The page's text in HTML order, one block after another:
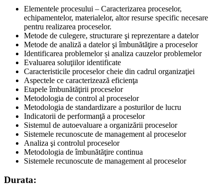
Elementele procesului – Caracterizarea proceselor,
echipamentelor, materialelor, altor resurse specific necesare
pentru realizarea proceselor.
Metode de culegere, structurare şi reprezentare a datelor
Metode de analiză a datelor şi îmbunătăţire a proceselor
Identificarea problemelor și analiza cauzelor problemelor
Evaluarea soluţiilor identificate
Caracteristicile proceselor cheie din cadrul organizaţiei
Aspectele ce caracterizează eficienţa
Etapele îmbunătăţirii proceselor
Metodologia de control al proceselor
Metodologia de standardizare a posturilor de lucru
Indicatorii de performanţă a proceselor
Sistemul de autoevaluare a organizării proceselor
Sistemele recunoscute de management al proceselor
Analiza şi controlul proceselor
Metodologia de îmbunătăţire continua
Sistemele recunoscute de management al proceselor
Durata: